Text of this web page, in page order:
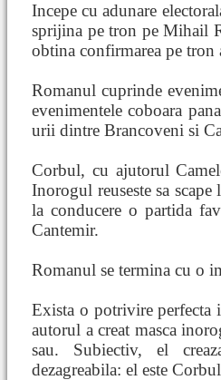
Incepe cu adunare
sprijina pe tron pe Mihail
obtina confirmarea pe
Romanul cuprinde
evenimentele coboara
urii dintre Brancoveni si
Corbul, cu ajutorul
Inorogul reuseste sa
la conducere o partida
Cantemir.
Romanul se termina cu o
Exista o potrivire perfecta
autorul a creat masca
sau. Subiectiv, el
dezagreabila: el este